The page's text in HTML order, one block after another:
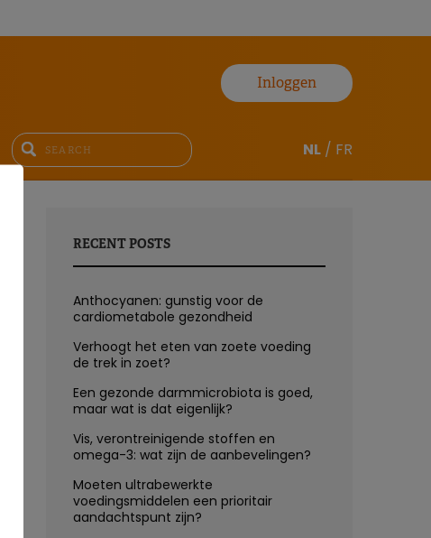
Inloggen
NL / FR
RECENT POSTS
Anthocyanen: gunstig voor de
cardiometabole gezondheid
Verhoogt het eten van zoete voeding
de trek in zoet?
Een gezonde darmmicrobiota is goed,
maar wat is dat eigenlijk?
Vis, verontreinigende stoffen en
omega-3: wat zijn de aanbevelingen?
Moeten ultrabewerkte
voedingsmiddelen een prioritair
aandachtspunt zijn?